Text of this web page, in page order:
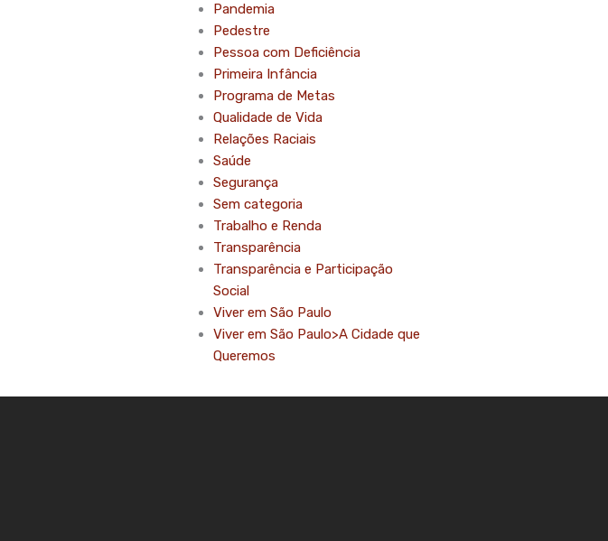
Pandemia
Pedestre
Pessoa com Deficiência
Primeira Infância
Programa de Metas
Qualidade de Vida
Relações Raciais
Saúde
Segurança
Sem categoria
Trabalho e Renda
Transparência
Transparência e Participação
Social
Viver em São Paulo
Viver em São Paulo>A Cidade que
Queremos